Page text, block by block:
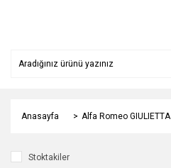
Anasayfa Alfa Romeo GIULIETTA
Stoktakiler